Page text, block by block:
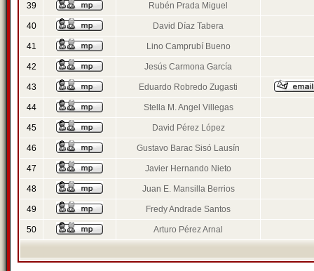
39 Rubén Prada Miguel
40 David Díaz Tabera
41 Lino Camprubí Bueno
42 Jesús Carmona García
43 Eduardo Robredo Zugasti
44 Stella M. Angel Villegas
45 David Pérez López
46 Gustavo Barac Sisó Lausín
47 Javier Hernando Nieto
48 Juan E. Mansilla Berrios
49 Fredy Andrade Santos
50 Arturo Pérez Arnal